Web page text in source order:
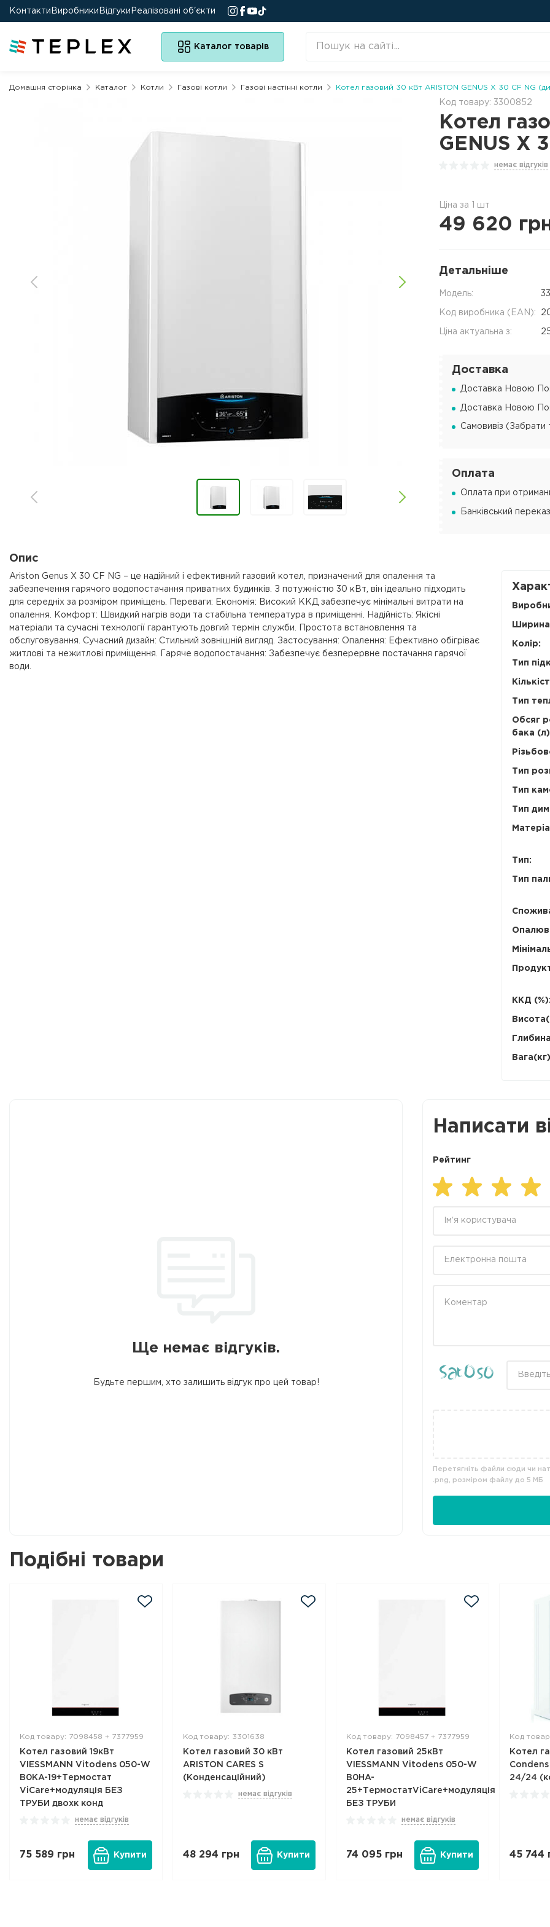
Контакти Виробники Відгуки Реалізовані об'єкти
Каталог товарів
Домашня сторінка Каталог Котли Газові котли Газові настінні котли Котел газовий 30 кВт ARISTON GENUS X 30 CF NG
Код товару: 3300852
Котел
GENUS X
немає відгуків
Ціна за 1 шт
49 620
Детальніше
Модель:
Код виробника (EAN):
Ціна актуальна з:
Доставка
Доставка Новою
Доставка Новою
Самовивіз (Забрати
Оплата
Оплата при
Банківський
Опис
Ariston Genus X 30 CF NG – це надійний і ефективний газовий котел, призначений для опалення та
забезпечення гарячого водопостачання приватних будинків. З потужністю 30 кВт, він ідеально підходить
для середніх за розміром приміщень. Переваги: Економія: Високий ККД забезпечує мінімальні витрати на
опалення. Комфорт: Швидкий нагрів води та стабільна температура в приміщенні. Надійність: Якісні
матеріали та сучасні технології гарантують довгий термін служби. Простота встановлення та
обслуговування. Сучасний дизайн: Стильний зовнішній вигляд. Застосування: Опалення: Ефективно обігріває
житлові та нежитлові приміщення. Гаряче водопостачання: Забезпечує безперервне постачання гарячої
води.
Колір:
Тип
Тип
Обсяг
бака
Тип
Тип
Тип
Тип:
Тип
ККД (%):
Ще немає відгуків.
Будьте першим, хто залишить відгук про цей товар!
Написати
Рейтинг
Перетягніть файли сюди чи
.png, розміром файлу до 5 МБ
Подібні товари
Код товару: 7098458 + 7377959
Котел газовий 19кВт
VIESSMANN Vitodens 050-W
B0KA-19+Термостат
ViCare+модуляція БЕЗ
ТРУБИ двохк конд
немає відгуків
75 589 грн Купити
Код товару: 3301638
Котел газовий 30 кВт
ARISTON CARES S
(Конденсаційний)
немає відгуків
48 294 грн Купити
Код товару: 7098457 + 7377959
Котел газовий 25кВт
VIESSMANN Vitodens 050-W
B0HA-
25+ТермостатViCare+модуляція
БЕЗ ТРУБИ
немає відгуків
74 095 грн Купити
Код
Котел
Condens
24/24
45 744